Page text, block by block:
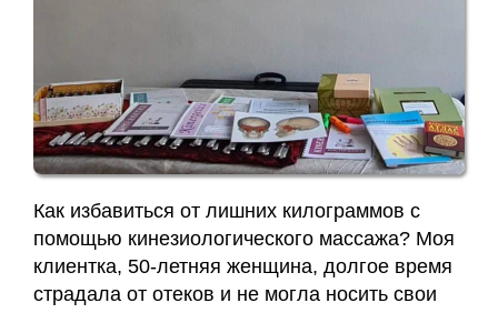
Как избавиться от лишних килограммов с
помощью кинезиологического массажа? Моя
клиентка, 50-летняя женщина, долгое время
страдала от отеков и не могла носить свои